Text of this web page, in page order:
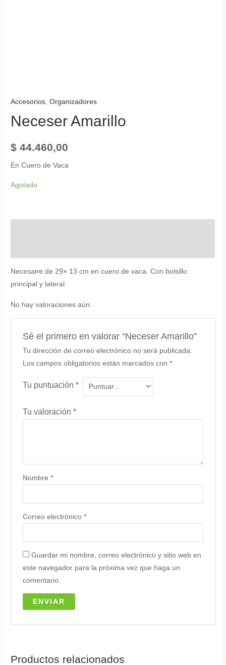
Accesorios,Organizadores
Neceser Amarillo
$ 44.460,00
En Cuero de Vaca
Agotado
Necesaire de 29× 13 cm en cuero de vaca. Con bolsillo
principal y lateral.
No hay valoraciones aún.
Sé el primero en valorar “Neceser Amarillo”
Tu dirección de correo electrónico no será publicada.
Los campos obligatorios están marcados con *
Tu puntuación *
Tu valoración *
Nombre *
Correo electrónico *
Guardar mi nombre, correo electrónico y sitio web en
este navegador para la próxima vez que haga un
comentario.
Productos relacionados